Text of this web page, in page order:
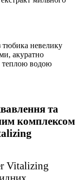
тюбика невелику
акуратно
теплою водою
та
комплексом
Vitalizing